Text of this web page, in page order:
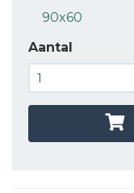
90x60
Aantal